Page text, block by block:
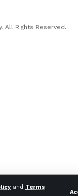
and Terms
All Rights Reserved.